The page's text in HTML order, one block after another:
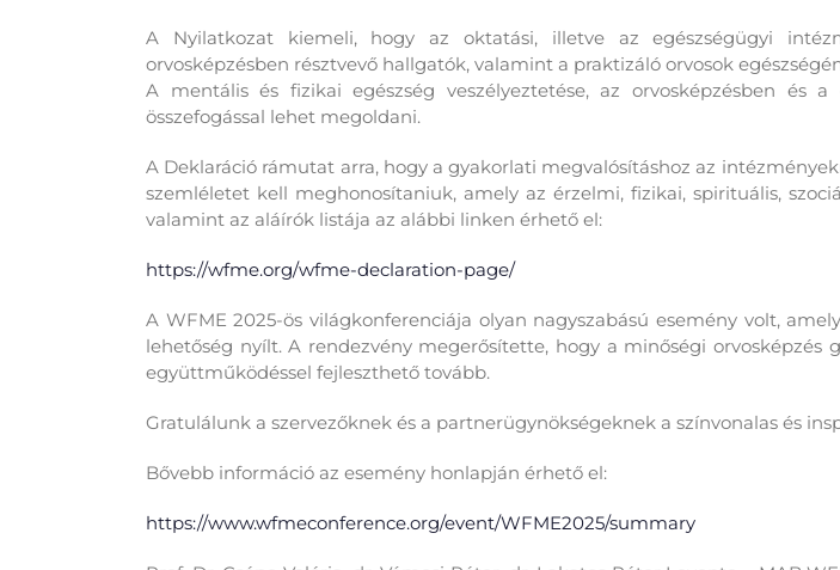
A Nyilatkozat kiemeli, hogy az oktatási, illetve az egészségügyi
orvosképzésben résztvevő hallgatók, valamint a praktizáló orvosok
A mentális és fizikai egészség veszélyeztetése, az orvosképzésben és
összefogással lehet megoldani.
A Deklaráció rámutat arra, hogy a gyakorlati megvalósításhoz az
szemléletet kell meghonosítaniuk, amely az érzelmi, fizikai, spirituális,
valamint az aláírók listája az alábbi linken érhető el:
https://wfme.org/wfme-declaration-page/
A WFME 2025-ös világkonferenciája olyan nagyszabású esemény volt,
lehetőség nyílt.A rendezvénymegerősítette, hogy a minőségi orvosképzés
együttműködéssel fejleszthető tovább.
Gratulálunk a szervezőknek és a partnerügynökségeknek a színvonalas és
Bővebb információ az esemény honlapján érhető el:
https://www.wfmeconference.org/event/WFME2025/summary